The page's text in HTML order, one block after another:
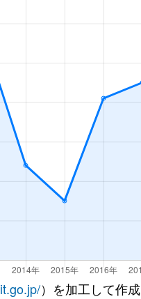
）を加工して作成